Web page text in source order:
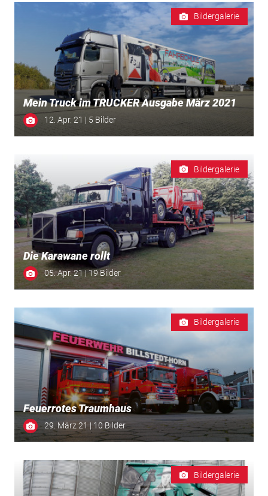
Bildergalerie
Mein Truck im TRUCKER Ausgabe März 2021
12. Apr. 21 | 5 Bilder
Bildergalerie
Die Karawane rollt
05. Apr. 21 | 19 Bilder
Bildergalerie
Feuerrotes Traumhaus
29. März 21 | 10 Bilder
Bildergalerie